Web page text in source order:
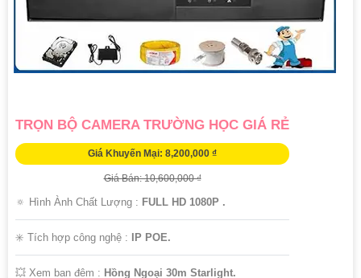
TRỌN BỘ CAMERA TRƯỜNG HỌC GIÁ RẺ
Giá Khuyến Mại: 8,200,000 ₫
Giá Bán: 10,600,000 ₫
🔅 Hình Ành Chất Lượng : FULL HD 1080P .
✳️ Tích hợp công nghệ : IP POE.
💥 Xem ban đêm : Hồng Ngoại 30m Starlight.